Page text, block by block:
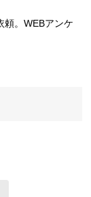
WEBアンケ